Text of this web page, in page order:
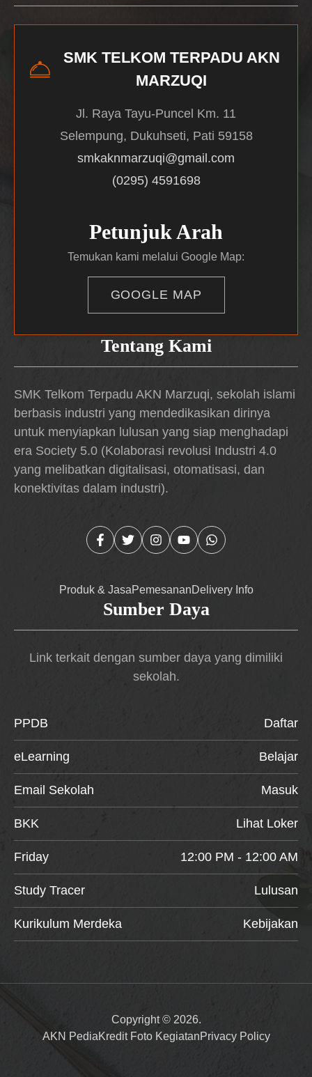
Tentang Kami
SMK Telkom Terpadu AKN Marzuqi, sekolah islami
berbasis industri yang mendedikasikan dirinya
untuk menyiapkan lulusan yang siap menghadapi
era Society 5.0 (Kolaborasi revolusi Industri 4.0
yang melibatkan digitalisasi, otomatisasi, dan
konektivitas dalam industri).
Produk & JasaPemesananDelivery Info
SMK TELKOM TERPADU AKN
MARZUQI
Jl. Raya Tayu-Puncel Km. 11
Selempung, Dukuhseti, Pati 59158
smkaknmarzuqi@gmail.com
(0295) 4591698
Petunjuk Arah
Temukan kami melalui Google Map:
GOOGLE MAP
Sumber Daya
Link terkait dengan sumber daya yang dimiliki
sekolah.
PPDB Daftar
eLearning Belajar
Email Sekolah Masuk
BKK Lihat Loker
Friday 12:00 PM - 12:00 AM
Study Tracer Lulusan
Kurikulum Merdeka Kebijakan
Copyright © 2026.
AKN PediaKredit Foto KegiatanPrivacy Policy